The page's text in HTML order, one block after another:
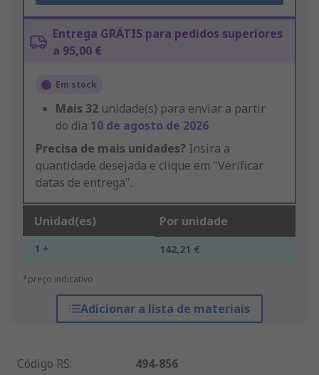
Entrega GRÁTIS para pedidos superiores
a 95,00 €
Em stock
Mais 32 unidade(s) para enviar a partir
do dia 10 de agosto de 2026
Precisa de mais unidades? Insira a
quantidade desejada e clique em "Verificar
datas de entrega".
Unidad(es) Por unidade
1 + 142,21 €
*preço indicativo
Adicionar a lista de materiais
Código RS:
494-856